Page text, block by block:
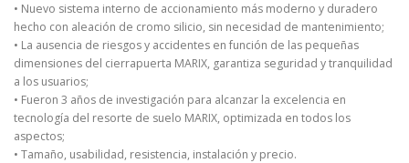
• Nuevo sistema interno de accionamiento más moderno y duradero
hecho con aleación de cromo silicio, sin necesidad de mantenimiento;
• La ausencia de riesgos y accidentes en función de las pequeñas
dimensiones del cierrapuerta MARIX, garantiza seguridad y tranquilidad
a los usuarios;
• Fueron 3 años de investigación para alcanzar la excelencia en
tecnología del resorte de suelo MARIX, optimizada en todos los
aspectos;
• Tamaño, usabilidad, resistencia, instalación y precio.